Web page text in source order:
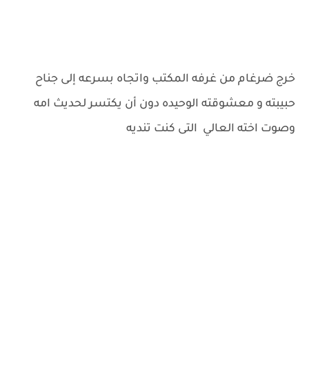
خرج ضرغام من غرفه المكتب واتجاه بسرعه إلى جناح
حبيبته و معشوقته الوحيده دون أن يكتسر لحديث امه
وصوت اخته العالي التى كنت تنديه